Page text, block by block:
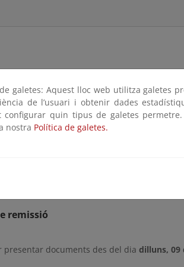
el ejercicio del trámite de
Ley 39/2015, de 1 de octubre, del
el anteproyecto de Real Decreto por el que
deben dirigirse a la dirección de
a las solicitudes recibidas, se
remissió
presentar documents des del dia dilluns, 09
galetes: Aquest lloc web utilitza galetes
de l’usuari i obtenir dades
quin tipus de galetes
nostra Política de galetes.